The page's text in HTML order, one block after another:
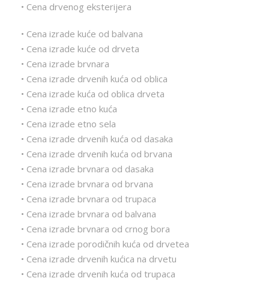
• Cena drvenog eksterijera
• Cena izrade kuće od balvana
• Cena izrade kuće od drveta
• Cena izrade brvnara
• Cena izrade drvenih kuća od oblica
• Cena izrade kuća od oblica drveta
• Cena izrade etno kuća
• Cena izrade etno sela
• Cena izrade drvenih kuća od dasaka
• Cena izrade drvenih kuća od brvana
• Cena izrade brvnara od dasaka
• Cena izrade brvnara od brvana
• Cena izrade brvnara od trupaca
• Cena izrade brvnara od balvana
• Cena izrade brvnara od crnog bora
• Cena izrade porodičnih kuća od drvetea
• Cena izrade drvenih kućica na drvetu
• Cena izrade drvenih kuća od trupaca